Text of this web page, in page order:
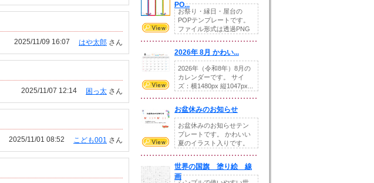
はや太郎 さん
2025/11/09 16:07
困っ太 さん
2025/11/07 12:14
こども001 さん
2025/11/01 08:52
PO...
お祭り・縁日・屋台の
POPテンプレートです。
ファイル形式は透過PNG
2026年 8月 かわい...
2026年（令和8年）8月の
カレンダーです。 サイ
ズ：横1480px 縦1047px...
お盆休みのお知らせ
お盆休みのお知らせテン
プレートです。 かわいい
夏のイラスト入りです。
世界の国旗 塗り絵 線
画